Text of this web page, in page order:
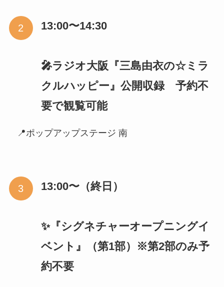
13:00〜14:30
🎤ラジオ大阪『三島由衣の☆ミラ
クルハッピー』公開収録 予約不
要で観覧可能
📍ポップアップステージ 南
13:00〜（終日）
✨『シグネチャーオープニングイ
ベント』（第1部）※第2部のみ予
約不要